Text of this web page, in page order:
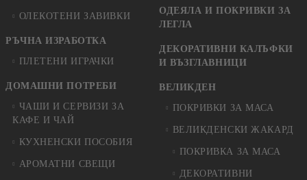
ОЛЕКОТЕНИ ЗАВИВКИ
РЪЧНА ИЗРАБОТКА
ПЛЕТЕНИ ИГРАЧКИ
ДОМАШНИ ПОТРЕБИ
ЧАШИ И СЕРВИЗИ ЗА
КАФЕ И ЧАЙ
КУХНЕНСКИ ПОСОБИЯ
АРОМАТНИ СВЕЩИ
ОДЕЯЛА И ПОКРИВКИ ЗА
ЛЕГЛА
ДЕКОРАТИВНИ КАЛЪФКИ
И ВЪЗГЛАВНИЦИ
ВЕЛИКДЕН
ПОКРИВКИ ЗА МАСА
ВЕЛИКДЕНСКИ ЖАКАРД
ПОКРИВКА ЗА МАСА
ДЕКОРАТИВНИ